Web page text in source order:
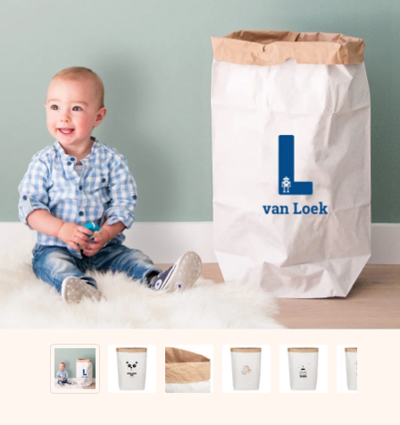
Onze cadeaus worden gewaardeerd. Klanten beoordelen
ons met een 4,7 op Google Reviews
Gratis wenskaartje
Je maakt in een paar stappen iets unieks – met haar naam,
jullie foto of een boodschap die raakt. Zonder gedoe, maar
met alle aandacht voor het moment.